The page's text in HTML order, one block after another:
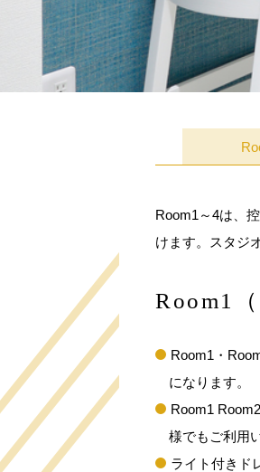
Room1～4は、
けます。スタジ
Room1（
Room1・
になります。
Room1
様でもご利用
ライト付きド